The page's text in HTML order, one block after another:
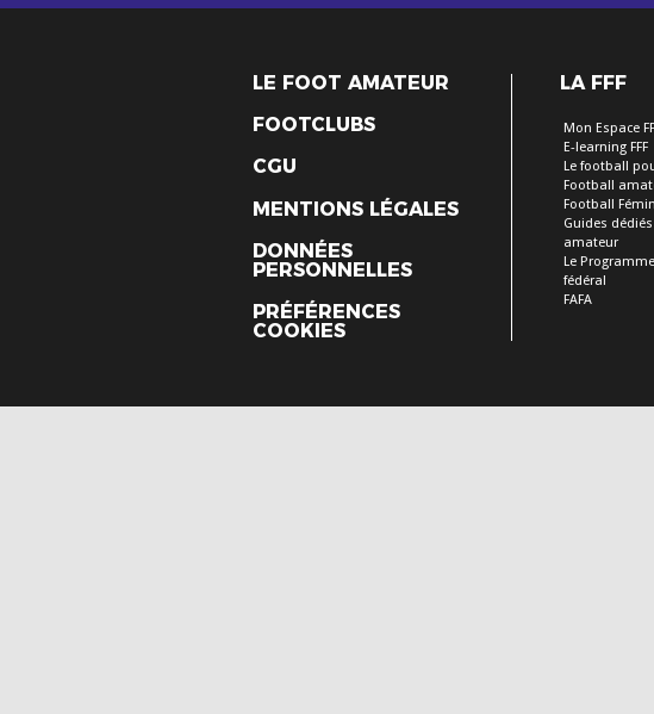
LE FOOT AMATEUR
FOOTCLUBS
CGU
MENTIONS LÉGALES
DONNÉES
PERSONNELLES
PRÉFÉRENCES
COOKIES
LA FFF
Mon Espace
E-learning FFF
Le football
Football
Football
Guides
amateur
Le
fédéral
FAFA